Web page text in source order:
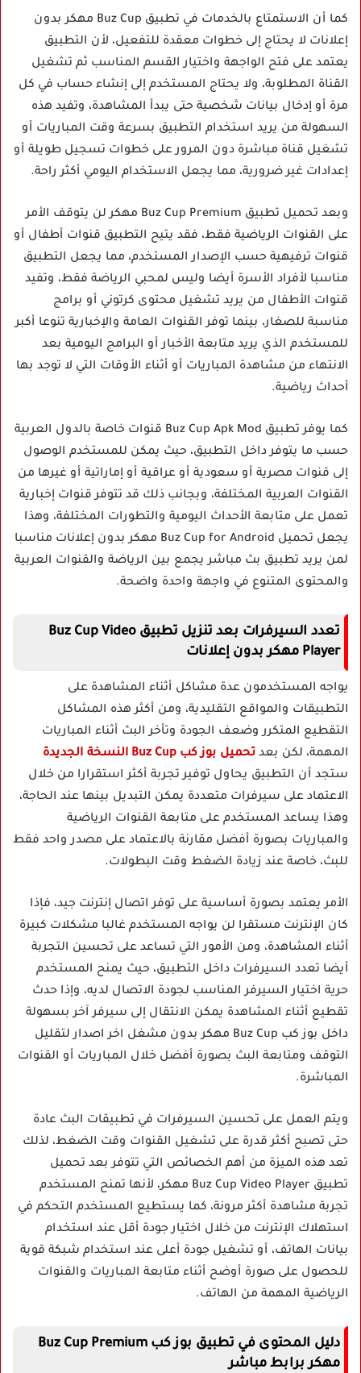
كما أن الاستمتاع بالخدمات في تطبيق Buz Cup مهكر بدون
إعلانات لا يحتاج إلى خطوات معقدة للتفعيل، لأن التطبيق
يعتمد على فتح الواجهة واختيار القسم المناسب ثم تشغيل
القناة المطلوبة، ولا يحتاج المستخدم إلى إنشاء حساب في كل
مرة أو إدخال بيانات شخصية حتى يبدأ المشاهدة، وتفيد هذه
السهولة من يريد استخدام التطبيق بسرعة وقت المباريات أو
تشغيل قناة مباشرة دون المرور على خطوات تسجيل طويلة أو
إعدادات غير ضرورية، مما يجعل الاستخدام اليومي أكثر راحة.
وبعد تحميل تطبيق Buz Cup Premium مهكر لن يتوقف الأمر
على القنوات الرياضية فقط، فقد يتيح التطبيق قنوات أطفال أو
قنوات ترفيهية حسب الإصدار المستخدم، مما يجعل التطبيق
مناسبا لأفراد الأسرة أيضا وليس لمحبي الرياضة فقط، وتفيد
قنوات الأطفال من يريد تشغيل محتوى كرتوني أو برامج
مناسبة للصغار، بينما توفر القنوات العامة والإخبارية تنوعا أكبر
للمستخدم الذي يريد متابعة الأخبار أو البرامج اليومية بعد
الانتهاء من مشاهدة المباريات أو أثناء الأوقات التي لا توجد بها
أحداث رياضية.
كما يوفر تطبيق Buz Cup Apk Mod قنوات خاصة بالدول العربية
حسب ما يتوفر داخل التطبيق، حيث يمكن للمستخدم الوصول
إلى قنوات مصرية أو سعودية أو عراقية أو إماراتية أو غيرها من
القنوات العربية المختلفة، وبجانب ذلك قد تتوفر قنوات إخبارية
تعمل على متابعة الأحداث اليومية والتطورات المختلفة، وهذا
يجعل تحميل Buz Cup for Android مهكر بدون إعلانات مناسبا
لمن يريد تطبيق بث مباشر يجمع بين الرياضة والقنوات العربية
والمحتوى المتنوع في واجهة واحدة واضحة.
تعدد السيرفرات بعد تنزيل تطبيق Buz Cup Video
Player مهكر بدون إعلانات
يواجه المستخدمون عدة مشاكل أثناء المشاهدة على
التطبيقات والمواقع التقليدية، ومن أكثر هذه المشاكل
التقطيع المتكرر وضعف الجودة وتأخر البث أثناء المباريات
المهمة، لكن بعد تحميل بوز كب Buz Cup النسخة الجديدة
ستجد أن التطبيق يحاول توفير تجربة أكثر استقرارا من خلال
الاعتماد على سيرفرات متعددة يمكن التبديل بينها عند الحاجة،
وهذا يساعد المستخدم على متابعة القنوات الرياضية
والمباريات بصورة أفضل مقارنة بالاعتماد على مصدر واحد فقط
للبث، خاصة عند زيادة الضغط وقت البطولات.
الأمر يعتمد بصورة أساسية على توفر اتصال إنترنت جيد، فإذا
كان الإنترنت مستقرا لن يواجه المستخدم غالبا مشكلات كبيرة
أثناء المشاهدة، ومن الأمور التي تساعد على تحسين التجربة
أيضا تعدد السيرفرات داخل التطبيق، حيث يمنح المستخدم
حرية اختيار السيرفر المناسب لجودة الاتصال لديه، وإذا حدث
تقطيع أثناء المشاهدة يمكن الانتقال إلى سيرفر آخر بسهولة
داخل بوز كب Buz Cup مهكر بدون مشغل اخر اصدار لتقليل
التوقف ومتابعة البث بصورة أفضل خلال المباريات أو القنوات
المباشرة.
ويتم العمل على تحسين السيرفرات في تطبيقات البث عادة
حتى تصبح أكثر قدرة على تشغيل القنوات وقت الضغط، لذلك
تعد هذه الميزة من أهم الخصائص التي تتوفر بعد تحميل
تطبيق Buz Cup Video Player مهكر، لأنها تمنح المستخدم
تجربة مشاهدة أكثر مرونة، كما يستطيع المستخدم التحكم في
استهلاك الإنترنت من خلال اختيار جودة أقل عند استخدام
بيانات الهاتف، أو تشغيل جودة أعلى عند استخدام شبكة قوية
للحصول على صورة أوضح أثناء متابعة المباريات والقنوات
الرياضية المهمة من الهاتف.
دليل المحتوى في تطبيق بوز كب Buz Cup Premium
مهكر برابط مباشر